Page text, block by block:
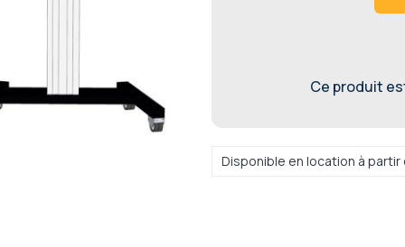
Ce produit
Disponible en location à